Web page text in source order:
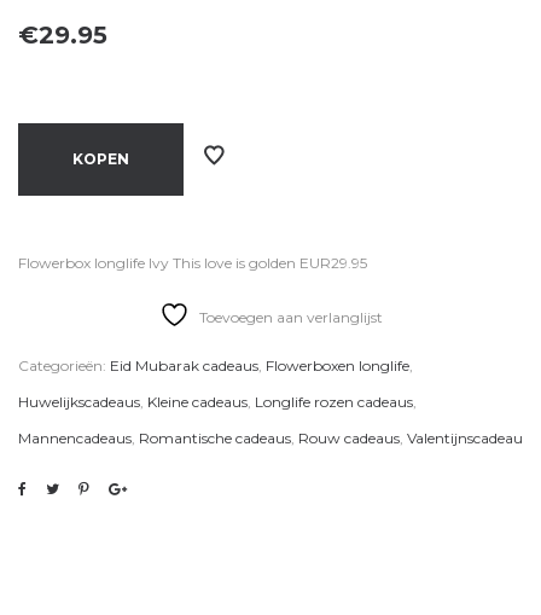
€29.95
KOPEN
Flowerbox longlife Ivy This love is golden EUR29.95
Toevoegen aan verlanglijst
Categorieën: Eid Mubarak cadeaus, Flowerboxen longlife,
Huwelijkscadeaus, Kleine cadeaus, Longlife rozen cadeaus,
Mannencadeaus, Romantische cadeaus, Rouw cadeaus, Valentijnscadeau